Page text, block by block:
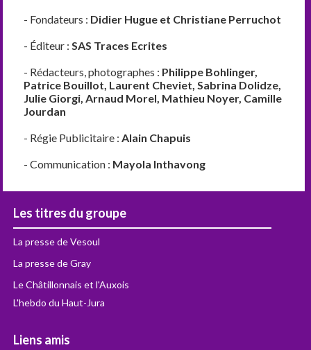
- Fondateurs : Didier Hugue et Christiane Perruchot
- Éditeur :SAS Traces Ecrites
- Rédacteurs, photographes : Philippe Bohlinger,
Patrice Bouillot, Laurent Cheviet, Sabrina Dolidze,
Julie Giorgi, Arnaud Morel, Mathieu Noyer, Camille
Jourdan
- Régie Publicitaire :Alain Chapuis
- Communication : Mayola Inthavong
Les titres du groupe
La presse de Vesoul
La presse de Gray
Le Châtillonnais et l'Auxois
L'hebdo du Haut-Jura
Liens amis